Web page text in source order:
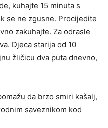
kuhajte 15 minuta s
se ne zgusne. Procijedite
zakuhajte. Za odrasle
Djeca starija od 10
žličicu dva puta dnevno,
da brzo smiri kašalj,
saveznikom kod